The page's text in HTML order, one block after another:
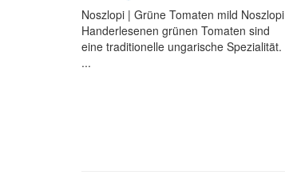
Noszlopi | Grüne Tomaten mild Noszlopi
Handerlesenen grünen Tomaten sind
eine traditionelle ungarische Spezialität.
...